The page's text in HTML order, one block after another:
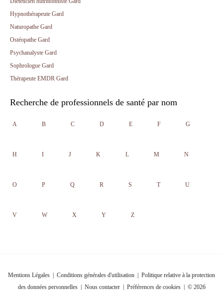
Hypnothérapeute Gard
Naturopathe Gard
Ostéopathe Gard
Psychanalyste Gard
Sophrologue Gard
Thérapeute EMDR Gard
Recherche de professionnels de santé par nom
A B C D E F G
H I J K L M N
O P Q R S T U
V W X Y Z
Mentions Légales Conditions générales d'utilisation
Politique relative à la protection
des données personnelles| Nous contacter| Préférences de cookies| © 2026